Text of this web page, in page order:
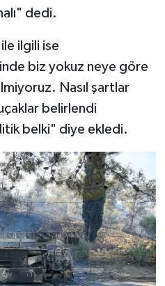
dedi.
ile ilgili ise
biz yokuz neye göre
Nasıl şartlar
belirlendi
belki" diye ekledi.